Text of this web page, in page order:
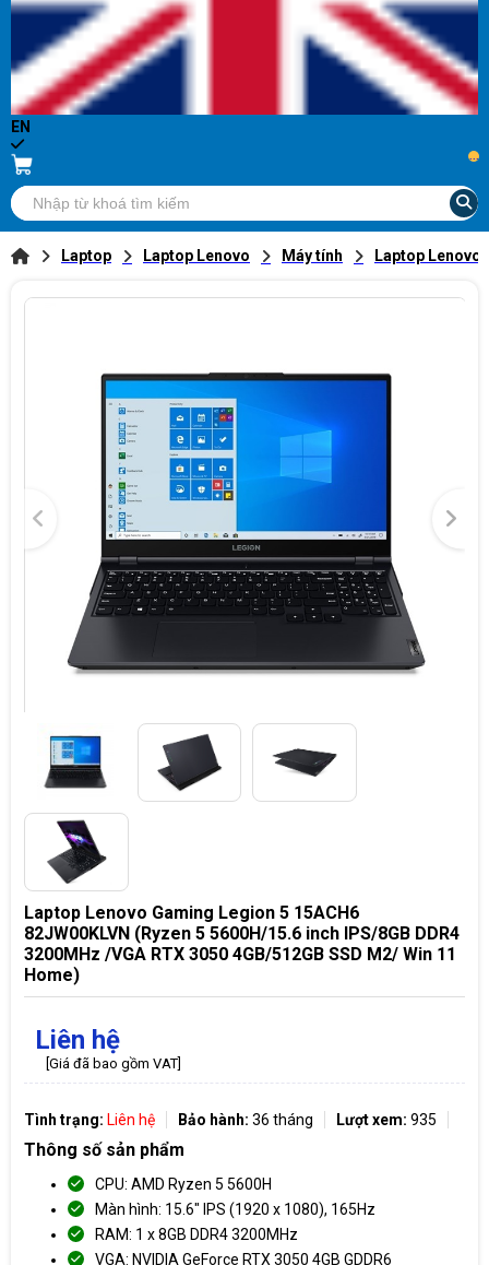
EN
...
Laptop Laptop Lenovo Máy tính Laptop Lenovo
Laptop Lenovo Gaming Legion 5 15ACH6
82JW00KLVN (Ryzen 5 5600H/15.6 inch IPS/8GB DDR4
3200MHz /VGA RTX 3050 4GB/512GB SSD M2/ Win 11
Home)
Liên hệ
[Giá đã bao gồm VAT]
Tình trạng: Liên hệ Bảo hành: 36 tháng Lượt xem: 935
Thông số sản phẩm
CPU: AMD Ryzen 5 5600H
Màn hình: 15.6″ IPS (1920 x 1080), 165Hz
RAM: 1 x 8GB DDR4 3200MHz
VGA: NVIDIA GeForce RTX 3050 4GB GDDR6